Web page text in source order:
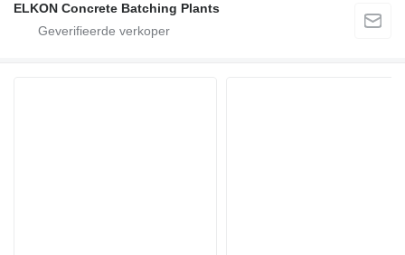
ELKON Concrete Batching Plants